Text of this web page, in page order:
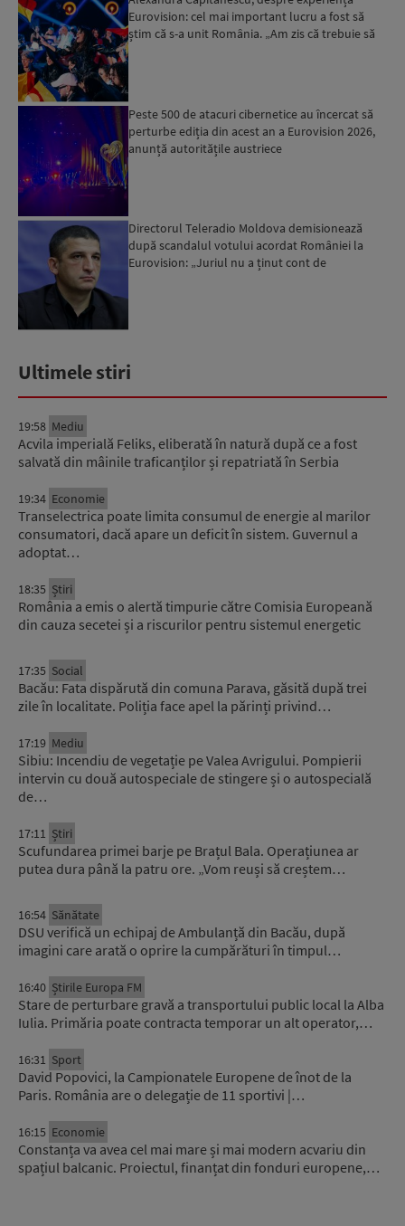
Eurovision: cel mai important lucru a fost să
știm că s-a unit România. „Am zis că trebuie să
Peste 500 de atacuri cibernetice au încercat să
perturbe ediția din acest an a Eurovision 2026,
anunță autoritățile austriece
Directorul Teleradio Moldova demisionează
după scandalul votului acordat României la
Eurovision: „Juriul nu a ținut cont de
Ultimele stiri
19:58 Mediu
Acvila imperială Feliks, eliberată în natură după ce a fost
salvată din mâinile traficanților și repatriată în Serbia
19:34 Economie
Transelectrica poate limita consumul de energie al marilor
consumatori, dacă apare un deficit în sistem. Guvernul a
adoptat…
18:35 Știri
România a emis o alertă timpurie către Comisia Europeană
din cauza secetei și a riscurilor pentru sistemul energetic
17:35 Social
Bacău: Fata dispărută din comuna Parava, găsită după trei
zile în localitate. Poliția face apel la părinți privind…
17:19 Mediu
Sibiu: Incendiu de vegetație pe Valea Avrigului. Pompierii
intervin cu două autospeciale de stingere și o autospecială
de…
17:11 Știri
Scufundarea primei barje pe Brațul Bala. Operațiunea ar
putea dura până la patru ore. „Vom reuși să creștem…
16:54 Sănătate
DSU verifică un echipaj de Ambulanță din Bacău, după
imagini care arată o oprire la cumpărături în timpul…
16:40 Știrile Europa FM
Stare de perturbare gravă a transportului public local la Alba
Iulia. Primăria poate contracta temporar un alt operator,…
16:31 Sport
David Popovici, la Campionatele Europene de înot de la
Paris. România are o delegație de 11 sportivi |…
16:15 Economie
Constanța va avea cel mai mare și mai modern acvariu din
spațiul balcanic. Proiectul, finanțat din fonduri europene,…